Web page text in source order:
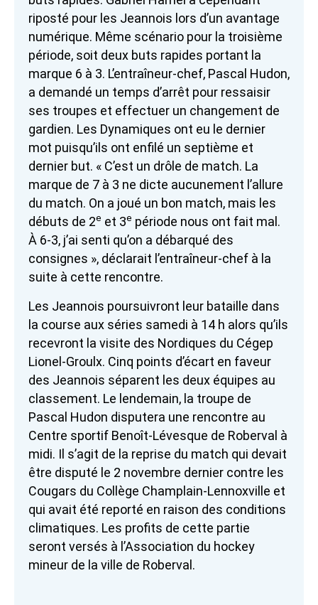
riposté pour les Jeannois lors d’un avantage
numérique. Même scénario pour la troisième
période, soit deux buts rapides portant la
marque 6 à 3. L’entraîneur-chef, Pascal Hudon,
a demandé un temps d’arrêt pour ressaisir
ses troupes et effectuer un changement de
gardien. Les Dynamiques ont eu le dernier
mot puisqu’ils ont enfilé un septième et
dernier but. « C’est un drôle de match. La
marque de 7 à 3 ne dicte aucunement l’allure
du match. On a joué un bon match, mais les
débuts de 2e et 3e période nous ont fait mal.
À 6-3, j’ai senti qu’on a débarqué des
consignes », déclarait l’entraîneur-chef à la
suite à cette rencontre.
Les Jeannois poursuivront leur bataille dans
la course aux séries samedi à 14 h alors qu’ils
recevront la visite des Nordiques du Cégep
Lionel-Groulx. Cinq points d’écart en faveur
des Jeannois séparent les deux équipes au
classement. Le lendemain, la troupe de
Pascal Hudon disputera une rencontre au
Centre sportif Benoît-Lévesque de Roberval à
midi. Il s’agit de la reprise du match qui devait
être disputé le 2 novembre dernier contre les
Cougars du Collège Champlain-Lennoxville et
qui avait été reporté en raison des conditions
climatiques. Les profits de cette partie
seront versés à l’Association du hockey
mineur de la ville de Roberval.